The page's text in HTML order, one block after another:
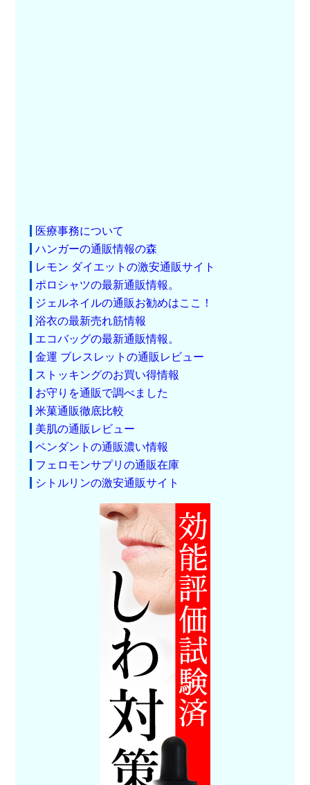
医療事務について
ハンガーの通販情報の森
レモン ダイエットの激安通販サイト
ポロシャツの最新通販情報。
ジェルネイルの通販お勧めはここ！
浴衣の最新売れ筋情報
エコバッグの最新通販情報。
金運 ブレスレットの通販レビュー
ストッキングのお買い得情報
お守りを通販で調べました
米菓通販徹底比較
美肌の通販レビュー
ペンダントの通販濃い情報
フェロモンサプリの通販在庫
シトルリンの激安通販サイト